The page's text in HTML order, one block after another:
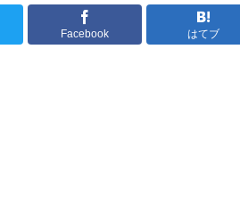
Facebook はてブ